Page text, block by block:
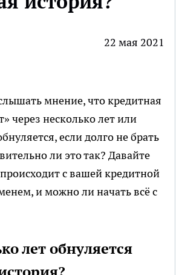
22 мая 2021
мнение, что кредитная
через несколько лет или
если долго не брать
ли это так? Давайте
с вашей кредитной
и можно ли начать всё с
лет обнуляется